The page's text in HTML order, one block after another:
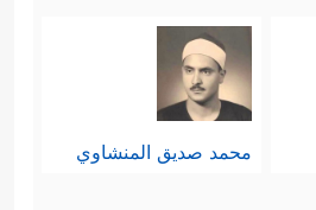
محمد صديق المنشاوي